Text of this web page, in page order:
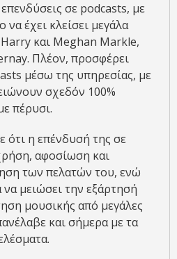
σε podcasts, με
έχει κλείσει μεγάλα
και Meghan Markle,
Πλέον, προσφέρει
μέσω της υπηρεσίας, με
σχεδόν 100%
πέρυσι.
ότι η επένδυσή της σε
αφοσίωση και
των πελατών του, ενώ
να μειώσει την εξάρτησή
μουσικής από μεγάλες
και σήμερα με τα